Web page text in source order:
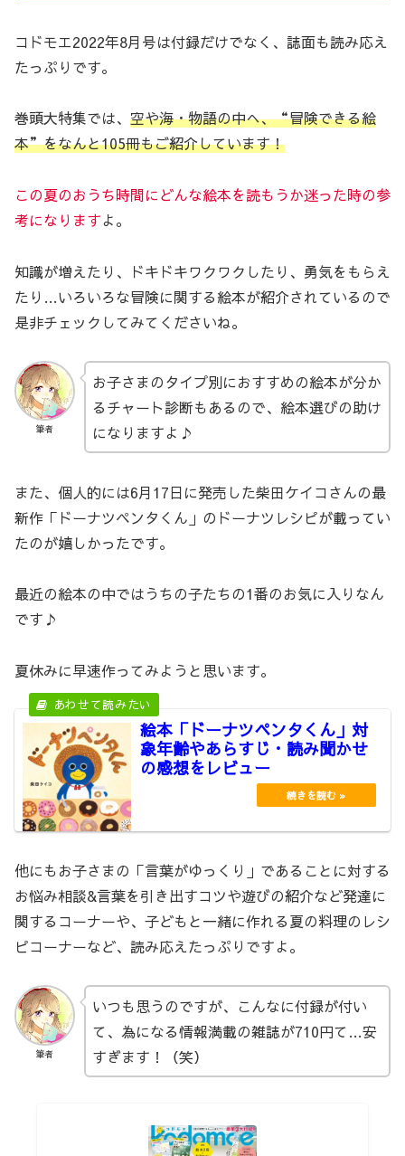
コドモエ2022年8月号は付録だけでなく、誌面も読み応え
たっぷりです。
巻頭大特集では、 空や海・物語の中へ、“冒険できる絵
本”をなんと105冊もご紹介しています！
この夏のおうち時間にどんな絵本を読もうか迷った時の参
考になりますよ。
知識が増えたり、ドキドキワクワクしたり、勇気をもらえ
たり…いろいろな冒険に関する絵本が紹介されているので
是非チェックしてみてくださいね。
筆者
お子さまのタイプ別におすすめの絵本が分か
るチャート診断もあるので、絵本選びの助け
になりますよ♪
また、個人的には6月17日に発売した柴田ケイコさんの最
新作「ドーナツペンタくん」のドーナツレシピが載ってい
たのが嬉しかったです。
最近の絵本の中ではうちの子たちの1番のお気に入りなん
です♪
夏休みに早速作ってみようと思います。
絵本「ドーナツペンタくん」対
象年齢やあらすじ・読み聞かせ
の感想をレビュー
他にもお子さまの「言葉がゆっくり」であることに対する
お悩み相談&言葉を引き出すコツや遊びの紹介など発達に
関するコーナーや、子どもと一緒に作れる夏の料理のレシ
ピコーナーなど、読み応えたっぷりですよ。
筆者
いつも思うのですが、こんなに付録が付い
て、為になる情報満載の雑誌が710円て…安
すぎます！（笑）